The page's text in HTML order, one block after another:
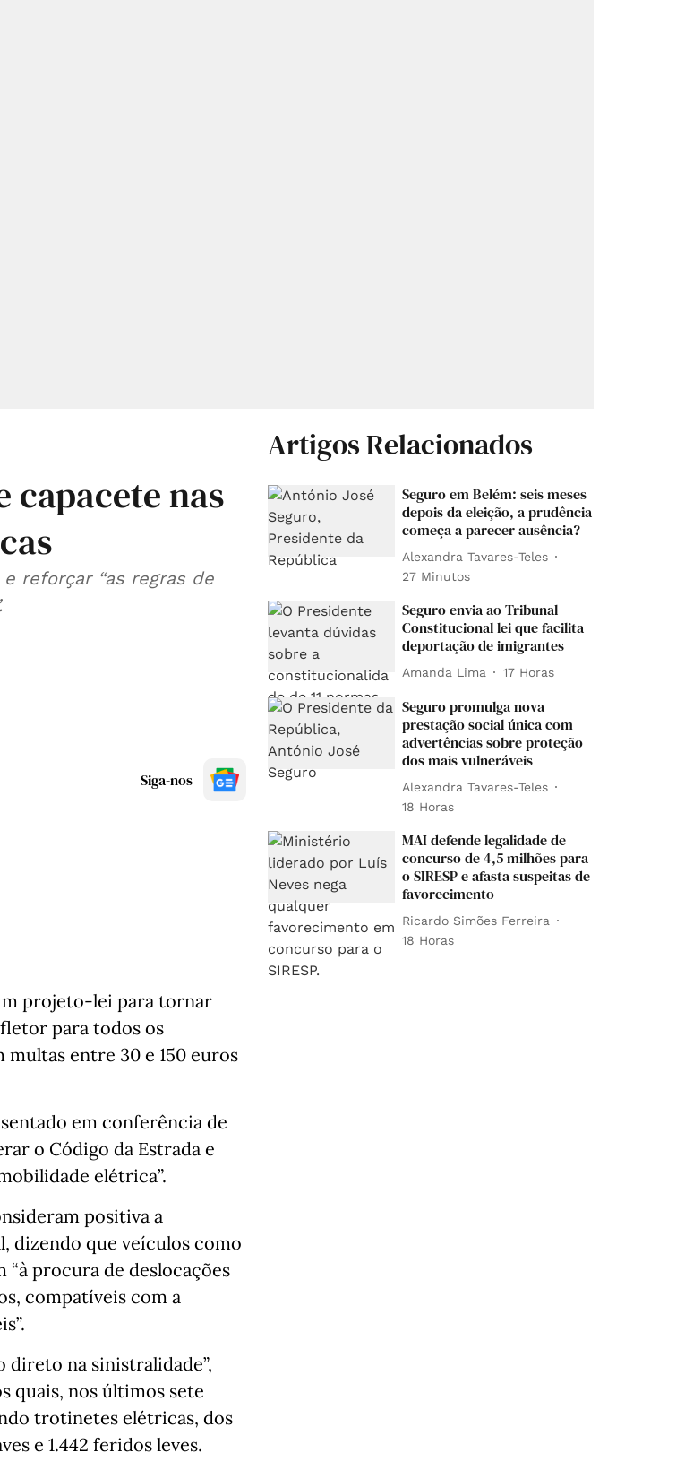
capacete nas
reforçar “as regras de
Siga-nos
projeto-lei para tornar
para todos os
entre 30 e 150 euros
em conferência de
o Código da Estrada e
elétrica”.
positiva a
dizendo que veículos como
procura de deslocações
compatíveis com a
direto na sinistralidade”,
quais, nos últimos sete
trotinetes elétricas, dos
e 1.442 feridos leves.
Artigos Relacionados
Seguro em Belém: seis meses
depois da eleição, a prudência
começa a parecer ausência?
Alexandra Tavares-Teles
27 Minutos
Seguro envia ao Tribunal
Constitucional lei que facilita
deportação de imigrantes
Amanda Lima 17 Horas
Seguro promulga nova
prestação social única com
advertências sobre proteção
dos mais vulneráveis
Alexandra Tavares-Teles
18 Horas
MAI defende legalidade de
concurso de 4,5 milhões para
o SIRESP e afasta suspeitas de
favorecimento
Ricardo Simões Ferreira
18 Horas